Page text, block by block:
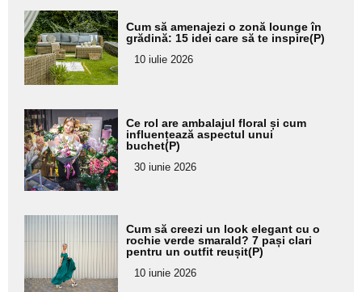
Adaugă
aici textul
pentru
subtitlu
Cum să amenajezi o zonă lounge în
grădină: 15 idei care să te inspire(P)
10 iulie 2026
Adaugă
aici textul
pentru
subtitlu
Ce rol are ambalajul floral și cum
influențează aspectul unui
buchet(P)
30 iunie 2026
Adaugă
aici textul
pentru
subtitlu
Cum să creezi un look elegant cu o
rochie verde smarald? 7 pași clari
pentru un outfit reușit(P)
10 iunie 2026